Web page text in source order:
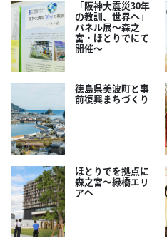
「阪神大震災30年
の教訓、世界へ」
パネル展～森之
宮・ほとりでにて
開催～
徳島県美波町と事
前復興まちづくり
ほとりでを拠点に
森之宮～緑橋エリ
アへ